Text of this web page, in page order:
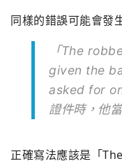
同樣的錯誤可能會發
「The
given the
asked for
證件時，他
正確寫法應該是「